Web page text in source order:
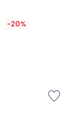
-20%